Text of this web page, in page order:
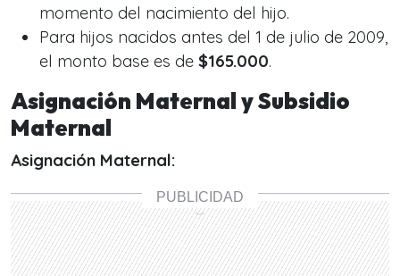
momento del nacimiento del hijo.
Para hijos nacidos antes del 1 de julio de 2009,
el monto base es de $165.000.
Asignación Maternal y Subsidio
Maternal
Asignación Maternal: